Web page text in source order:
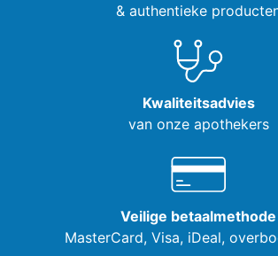
& authentieke
Kwaliteitsadvies
van onze apothekers
Veilige betaalmethode
MasterCard, Visa, iDeal,